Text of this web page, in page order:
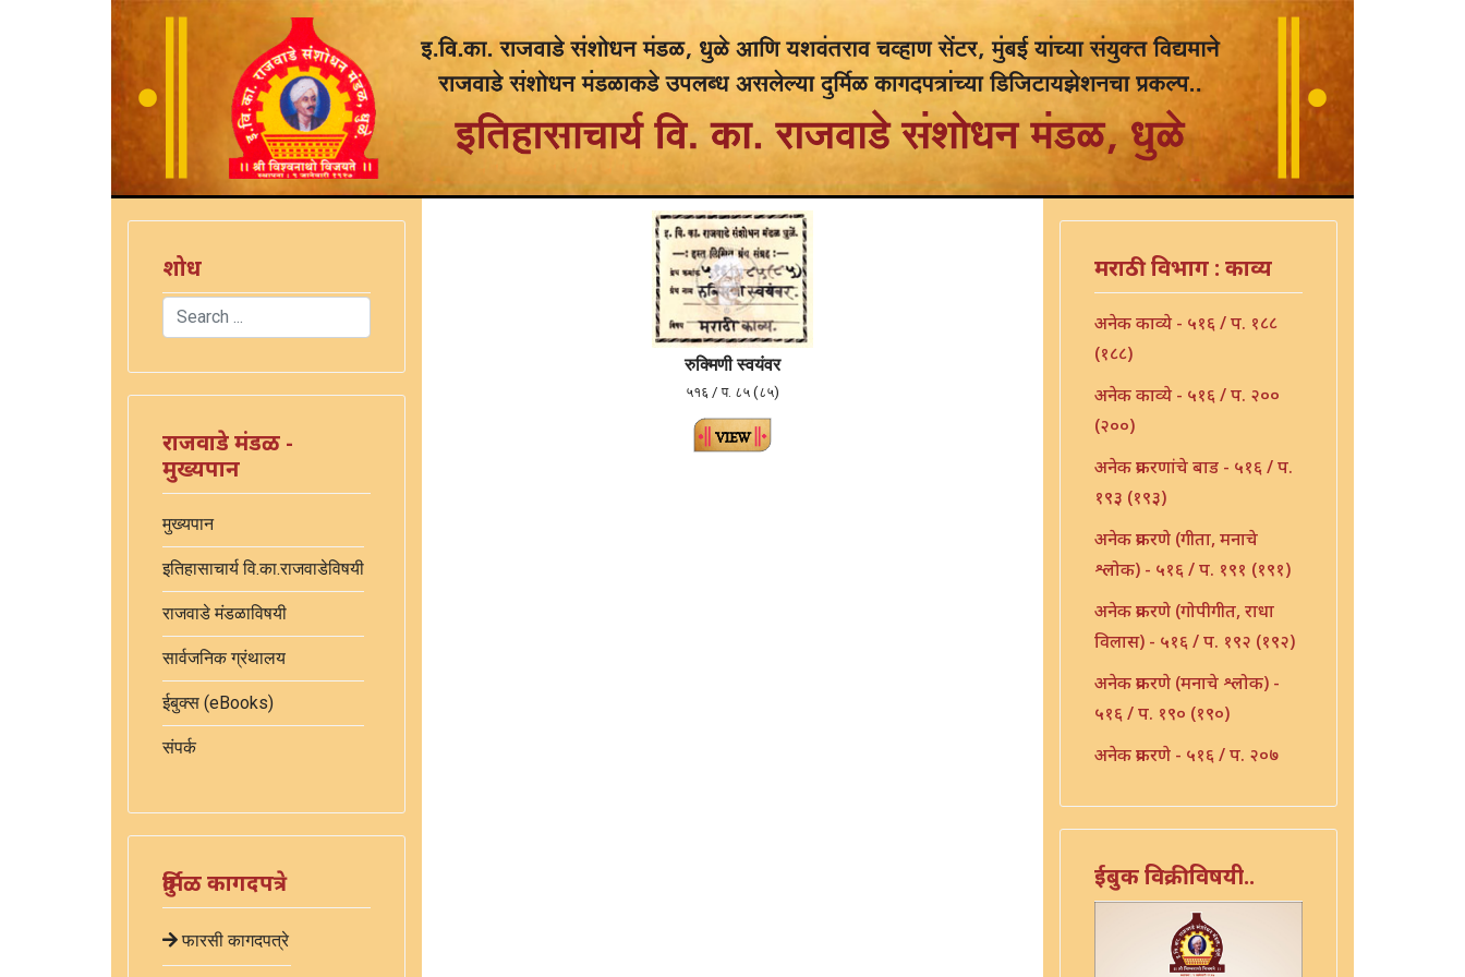
शोध
Search
राजवाडे मंडळ -
मुख्यपान
मुख्यपान
इतिहासाचार्य वि.का.राजवाडेविषयी
राजवाडे मंडळाविषयी
सार्वजनिक ग्रंथालय
ईबुक्स (eBooks)
संपर्क
दुर्मिळ कागदपत्रे
फारसी कागदपत्रे
रुक्मिणी स्वयंवर
५१६ / प. ८५ (८५)
मराठी विभाग : काव्य
अनेक काव्ये - ५१६ / प. १८८
(१८८)
अनेक काव्ये - ५१६ / प. २००
(२००)
अनेक प्रकरणांचे बाड - ५१६ / प.
१९३ (१९३)
अनेक प्रकरणे (गीता, मनाचे
श्लोक) - ५१६ / प. १९१ (१९१)
अनेक प्रकरणे (गोपीगीत, राधा
विलास) - ५१६ / प. १९२ (१९२)
अनेक प्रकरणे (मनाचे श्लोक) -
५१६ / प. १९० (१९०)
अनेक प्रकरणे - ५१६ / प. २०७
अनेक प्रकरणे - ५१६ / प. २१०
अनेक प्रकरणे - ५१६ / प. २३६
अभंग - ५१६ / प. १५३ (१५३)
ईबुक विक्रीविषयी..